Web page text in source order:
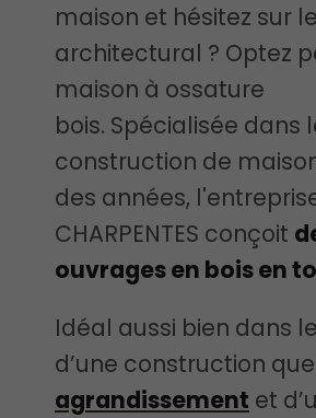
maison et hésitez sur
architectural ? Optez
maison à ossature
bois. Spécialisée dans
construction de
des années, l'entreprise
CHARPENTES conçoit
ouvrages en bois en
Idéal aussi bien dans
d’une construction que
agrandissement et